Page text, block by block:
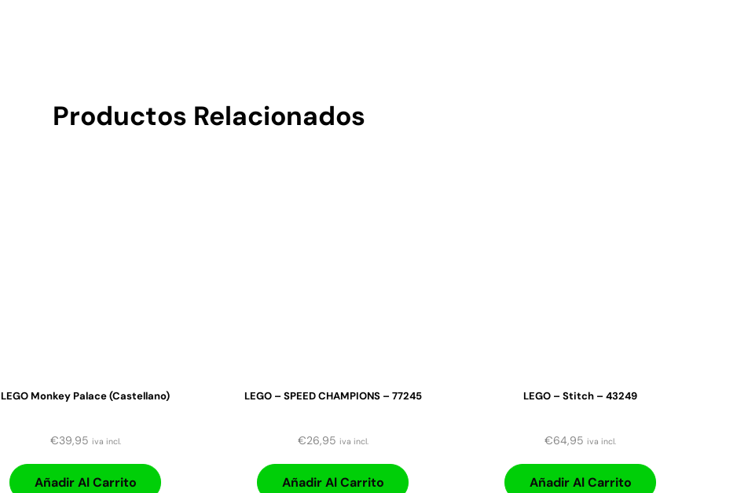
Productos Relacionados
LEGO Monkey Palace (castellano)
€39,95 iva incl.
Añadir Al Carrito
LEGO – SPEED CHAMPIONS – 77245
€26,95 iva incl.
Añadir Al Carrito
LEGO – Stitch – 43249
€64,95 iva incl.
Añadir Al Carrito